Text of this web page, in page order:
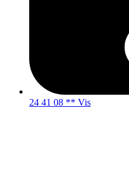
24 41 08 ** Vis